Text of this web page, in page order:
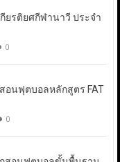
ยรติยศกีฬานาวี ประจำ
0
อนฟุตบอลหลักสูตร FAT
0